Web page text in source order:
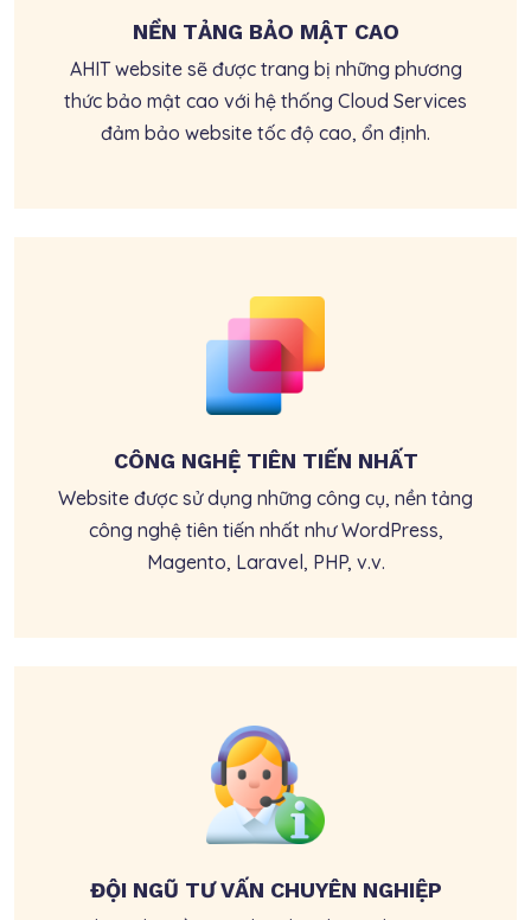
NỀN TẢNG BẢO MẬT CAO
AHIT website sẽ được trang bị những phương
thức bảo mật cao với hệ thống Cloud Services
đảm bảo website tốc độ cao, ổn định.
CÔNG NGHỆ TIÊN TIẾN NHẤT
Website được sử dụng những công cụ, nền tảng
công nghệ tiên tiến nhất như WordPress,
Magento, Laravel, PHP, v.v.
ĐỘI NGŨ TƯ VẤN CHUYÊN NGHIỆP